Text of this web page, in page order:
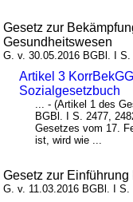
Gesetz zur
Gesundheitswesen
G. v. 30.05.2016 BGBl. I S.
Artikel 3
Sozialgesetzbuch
... - (Artikel 1 des
BGBl. I S. 2477,
Gesetzes vom 17.
ist, wird wie ...
Gesetz zur
G. v. 11.03.2016 BGBl. I S.